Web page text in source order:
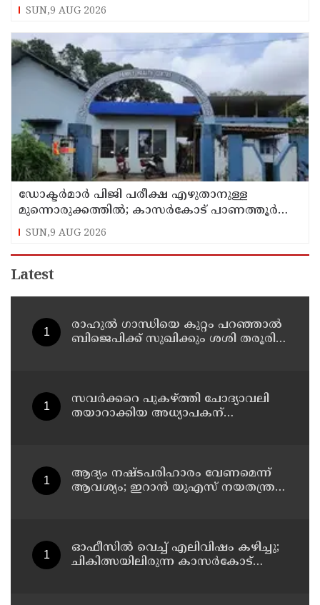
അന്‍സാരി
SUN,9 AUG 2026
ഡോക്ടര്‍മാര്‍ പിജി പരീക്ഷ എഴുതാനുള്ള
മുന്നൊരുക്കത്തില്‍; കാസര്‍കോട് പാണത്തൂര്‍
കുടുംബാരോഗ്യ കേന്ദ്രം അടച്ചുപൂട്ടി
SUN,9 AUG 2026
Latest
രാഹുല്‍ ഗാന്ധിയെ കുറ്റം പറഞ്ഞാല്‍
ബിജെപിക്ക് സുഖിക്കും ശശി തരൂരിന്
സവര്‍ക്കറെ പുകഴ്ത്തി ചോദ്യാവലി
തയാറാക്കിയ അധ്യാപകന്
ആദ്യം നഷ്ടപരിഹാരം വേണമെന്ന്
ആവശ്യം; ഇറാന്‍ യുഎസ് നയതന്ത്ര
ഓഫീസില്‍ വെച്ച് എലിവിഷം കഴിച്ചു;
ചികിത്സയിലിരുന്ന കാസര്‍കോട്